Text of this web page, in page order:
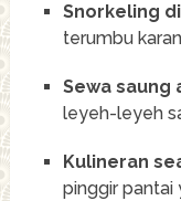
Snorkeling
terumbu
Sewa saung
leyeh-leyeh
Kulineran
pinggir pantai